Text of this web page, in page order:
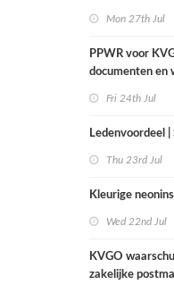
Mon 27th Jul
PPWR voor
documenten en
Fri 24th Jul
Ledenvoordeel
Thu 23rd Jul
Kleurige
Wed 22nd Jul
KVGO
zakelijke